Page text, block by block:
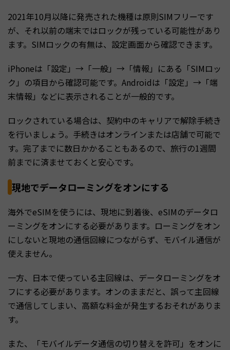
2021年10月以降に発売された機種は原則SIMフリーです
が、それ以前の端末ではロックが残っている可能性があり
ます。SIMロックの有無は、設定画面から確認できます。
iPhoneは「設定」→「一般」→「情報」にある「SIMロッ
ク」の項目から確認可能です。Androidは「設定」→「端
末情報」などに表示されることが一般的です。
ロックされている場合は、契約中のキャリアで解除手続き
を行いましょう。手続きはオンラインまたは店舗で可能で
す。完了までに数日かかることもあるので、旅行の1週間
前までに済ませておくと安心です。
現地でデータローミングをオンにする
海外でeSIMを使うには、現地に到着後、eSIMのデータロ
ーミングをオンにする必要があります。ローミングをオン
にしないと現地の通信回線につながらず、モバイル通信が
使えません。
一方、日本で使っている主回線は、データローミングをオ
フにする必要があります。オンのままだと、誤って主回線
で通信してしまい、高額な料金が発生するおそれがありま
す。
また、「モバイルデータ通信の切り替えを許可」をオンに